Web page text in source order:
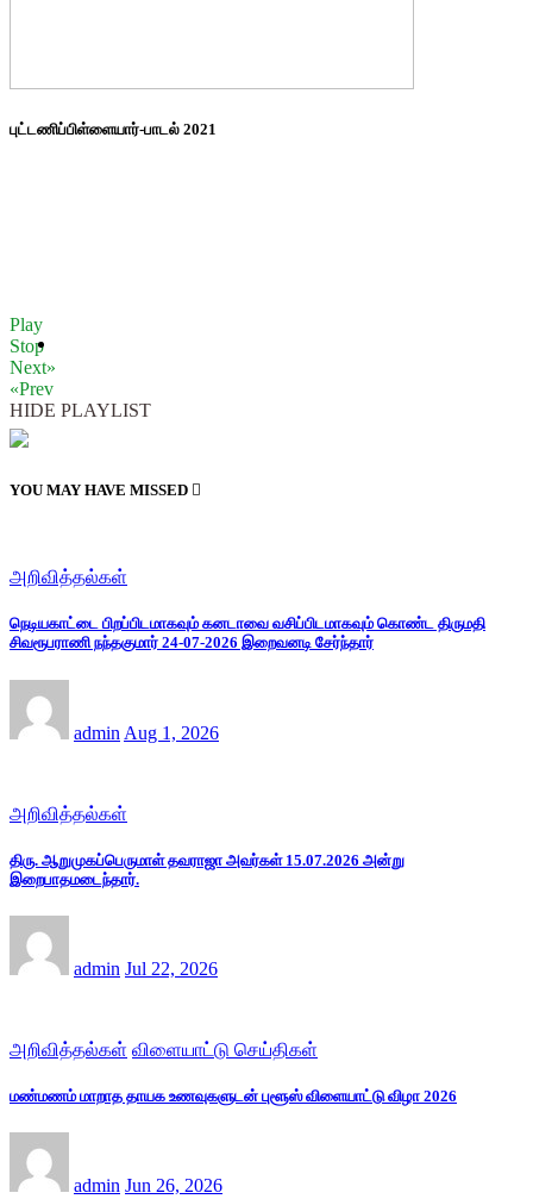
புட்டணிப்பிள்ளையார்-பாடல் 2021
Play
Stop
Next»
«Prev
HIDE PLAYLIST
YOU MAY HAVE MISSED
அறிவித்தல்கள்
நெடியகாட்டை பிறப்பிடமாகவும் கனடாவை வசிப்பிடமாகவும் கொண்ட திருமதி
சிவரூபராணி நந்தகுமார் 24-07-2026 இறைவனடி சேர்ந்தார்
admin Aug 1, 2026
அறிவித்தல்கள்
திரு. ஆறுமுகப்பெருமாள் தவராஜா அவர்கள் 15.07.2026 அன்று
இறைபாதமடைந்தார்.
admin Jul 22, 2026
அறிவித்தல்கள் விளையாட்டு செய்திகள்
மண்மணம் மாறாத தாயக உணவுகளுடன் புளூஸ் விளையாட்டு விழா 2026
admin Jun 26, 2026